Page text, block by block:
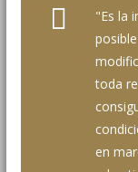
"Es la
toda
en